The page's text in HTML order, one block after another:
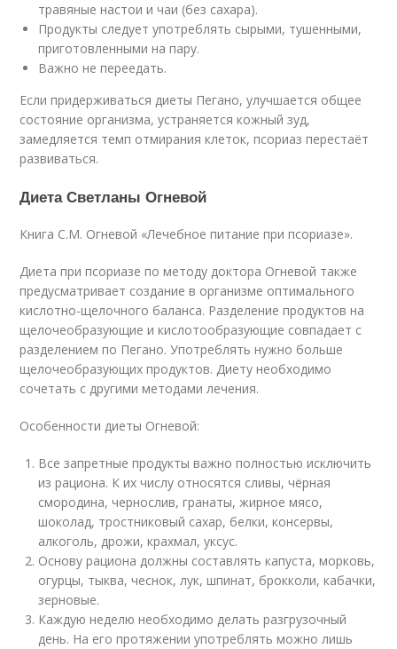
травяные настои и чаи (без сахара).
Продукты следует употреблять сырыми, тушенными,
приготовленными на пару.
Важно не переедать.
Если придерживаться диеты Пегано, улучшается общее
состояние организма, устраняется кожный зуд,
замедляется темп отмирания клеток, псориаз перестаёт
развиваться.
Диета Светланы Огневой
Книга С.М. Огневой «Лечебное питание при псориазе».
Диета при псориазе по методу доктора Огневой также
предусматривает создание в организме оптимального
кислотно-щелочного баланса. Разделение продуктов на
щелочеобразующие и кислотообразующие совпадает с
разделением по Пегано. Употреблять нужно больше
щелочеобразующих продуктов. Диету необходимо
сочетать с другими методами лечения.
Особенности диеты Огневой:
Все запретные продукты важно полностью исключить
из рациона. К их числу относятся сливы, чёрная
смородина, чернослив, гранаты, жирное мясо,
шоколад, тростниковый сахар, белки, консервы,
алкоголь, дрожи, крахмал, уксус.
Основу рациона должны составлять капуста, морковь,
огурцы, тыква, чеснок, лук, шпинат, брокколи, кабачки,
зерновые.
Каждую неделю необходимо делать разгрузочный
день. На его протяжении употреблять можно лишь